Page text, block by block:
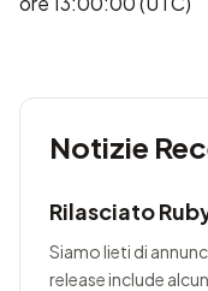
Notizie
Rilasciato
Siamo lieti di
release include